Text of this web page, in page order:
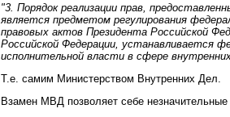
"3. Порядок реализации прав,
является предметом регулирования
правовых актов Президента Российской
Российской Федерации, устанавливается
исполнительной власти в сфере
Т.е. самим Министерством Внутренних Дел.
Взамен МВД позволяет себе незначительные